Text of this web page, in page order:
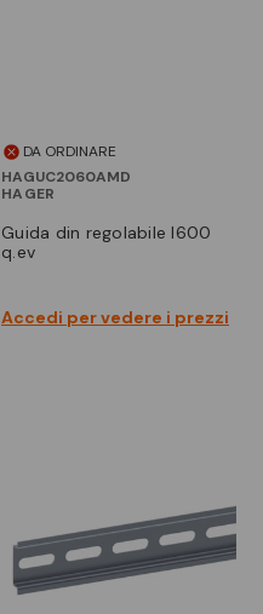
DA ORDINARE
HAGUC2060AMD
HAGER
guida din regolabile l600
q.ev
Accedi per vedere i prezzi